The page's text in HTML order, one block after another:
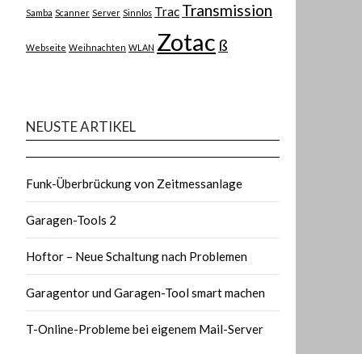
Samba Scanner Server Sinnlos Trac Transmission
Webseite Weihnachten WLAN Zotac ß
NEUSTE ARTIKEL
Funk-Überbrückung von Zeitmessanlage
Garagen-Tools 2
Hoftor – Neue Schaltung nach Problemen
Garagentor und Garagen-Tool smart machen
T-Online-Probleme bei eigenem Mail-Server